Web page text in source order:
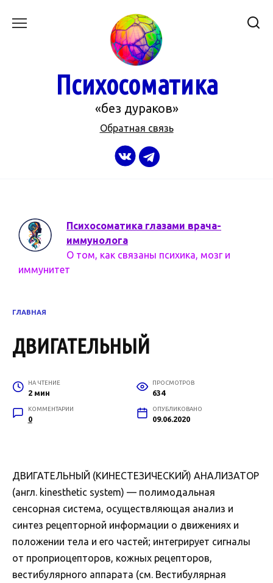
Психосоматика
«без дураков»
Обратная связь
Психосоматика глазами врача-
иммунолога
О том, как связаны психика, мозг и
иммунитет
ГЛАВНАЯ
ДВИГАТЕЛЬНЫЙ
НА ЧТЕНИЕ
2 мин
ПРОСМОТРОВ
634
КОММЕНТАРИИ
0
ОПУБЛИКОВАНО
09.06.2020
ДВИГАТЕЛЬНЫЙ (КИНЕСТЕЗИЧЕСКИЙ) АНАЛИЗАТОР
(англ. kinesthetic system) — полимодальная
сенсорная система, осуществляющая анализ и
синтез рецепторной информации о движениях и
положении тела и его частей; интегрирует сигналы
от проприоцепторов, кожных рецепторов,
вестибулярного аппарата (см. Вестибулярная